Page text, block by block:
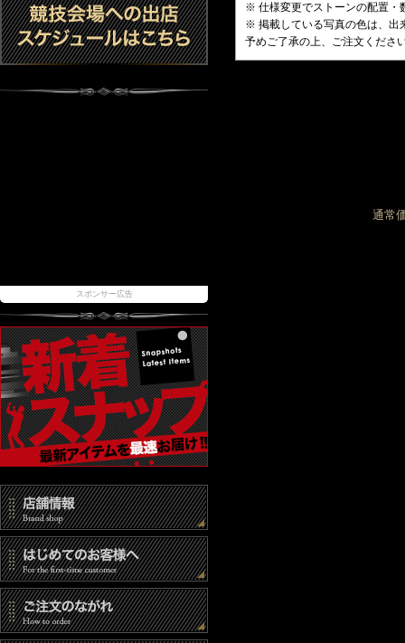
スポンサー広告
※ 仕様変更でストーンの配置・
※ 掲載している写真の色は、出
予めご了承の上、ご注文くださ
通常